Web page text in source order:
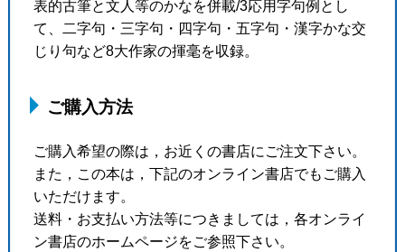
表的古筆と文人等のかなを併載/3応用字句例とし
て、二字句・三字句・四字句・五字句・漢字かな交
じり句など8大作家の揮毫を収録。
ご購入方法
ご購入希望の際は，お近くの書店にご注文下さい。
また，この本は，下記のオンライン書店でもご購入
いただけます。
送料・お支払い方法等につきましては，各オンライ
ン書店のホームページをご参照下さい。